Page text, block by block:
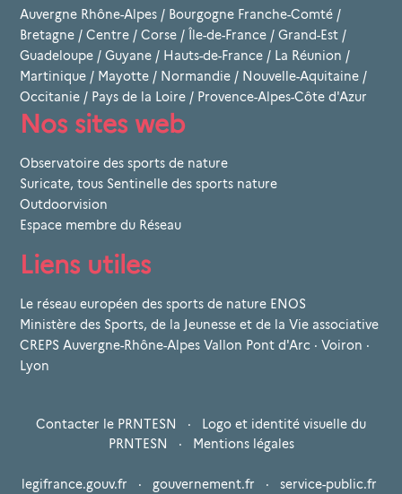
Auvergne Rhône-Alpes / Bourgogne Franche-Comté /
Bretagne / Centre / Corse / Île-de-France / Grand-Est /
Guadeloupe / Guyane / Hauts-de-France / La Réunion /
Martinique / Mayotte / Normandie / Nouvelle-Aquitaine /
Occitanie / Pays de la Loire / Provence-Alpes-Côte d'Azur
Nos sites web
Observatoire des sports de nature
Suricate, tous Sentinelle des sports nature
Outdoorvision
Espace membre du Réseau
Liens utiles
Le réseau européen des sports de nature ENOS
Ministère des Sports, de la Jeunesse et de la Vie associative
CREPS Auvergne-Rhône-Alpes Vallon Pont d'Arc · Voiron ·
Lyon
Contacter le PRNTESN ·
Logo et identité visuelle du
PRNTESN
· Mentions légales
legifrance.gouv.fr · gouvernement.fr · service-public.fr